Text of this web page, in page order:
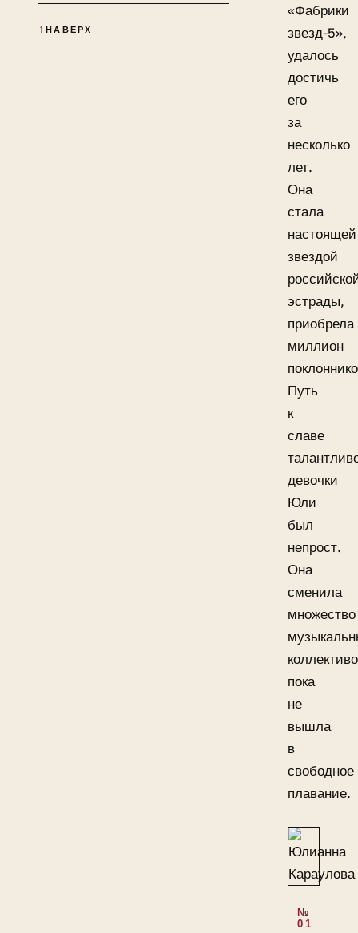
НАВЕРХ
«Фабрики
звезд-5»,
удалось
достичь
его
за
несколько
лет.
Она
стала
настоящей
звездой
эстрады,
приобрела
миллион
Путь
к
славе
девочки
Юли
был
непрост.
Она
сменила
множество
пока
не
вышла
в
свободное
плавание.